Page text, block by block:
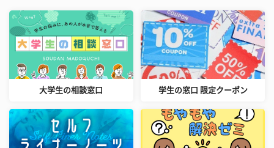
大学生の相談窓口 学生の窓口 限定クーポン